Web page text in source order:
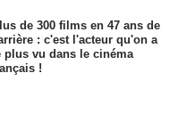
de 300 films en 47 ans de
: c'est l'acteur qu'on a
plus vu dans le cinéma
!